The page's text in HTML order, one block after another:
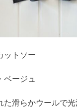
ットソー
ベージュ
た滑らかウールで